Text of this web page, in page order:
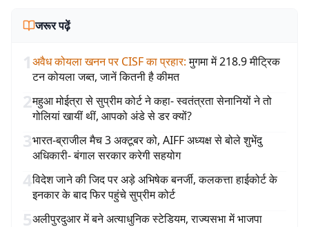
जरूर पढ़ें
1अवैध कोयला खनन पर CISF का प्रहार: मुगमा में 218.9 मीट्रिक
टन कोयला जब्त, जानें कितनी है कीमत
2महुआ मोईत्रा से सुप्रीम कोर्ट ने कहा- स्वतंत्रता सेनानियों ने तो
गोलियां खायीं थीं, आपको अंडे से डर क्यों?
3भारत-ब्राजील मैच 3 अक्टूबर को, AIFF अध्यक्ष से बोले शुभेंदु
अधिकारी- बंगाल सरकार करेगी सहयोग
4विदेश जाने की जिद पर अड़े अभिषेक बनर्जी, कलकत्ता हाईकोर्ट के
इनकार के बाद फिर पहुंचे सुप्रीम कोर्ट
5अलीपुरदुआर में बने अत्याधुनिक स्टेडियम, राज्यसभा में भाजपा